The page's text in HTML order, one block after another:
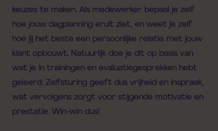
keuzes te maken. Als medewerker bepaal je zelf
hoe jouw dagplanning eruit ziet, en weet je zelf
hoe jij het beste een persoonlijke relatie met jouw
klant opbouwt. Natuurlijk doe je dit op basis van
wat je in trainingen en evaluatiegesprekken hebt
geleerd. Zelfsturing geeft dus vrijheid en inspraak,
wat vervolgens zorgt voor stijgende motivatie en
prestatie. Win-win dus!